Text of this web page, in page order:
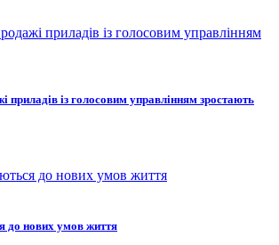
приладів із голосовим управлінням зростають
до нових умов життя